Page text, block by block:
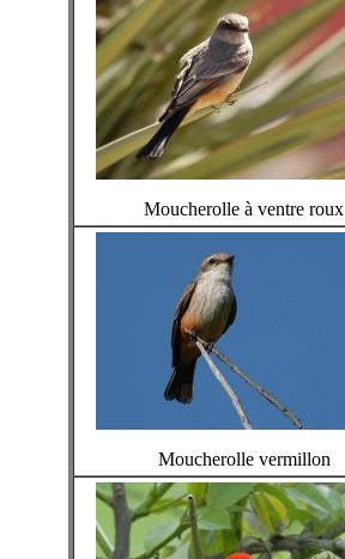
Moucherolle à ventre roux
Moucherolle vermillon